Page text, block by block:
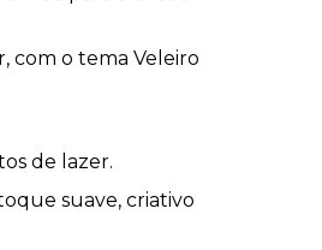
com o tema Veleiro
de lazer.
suave, criativo